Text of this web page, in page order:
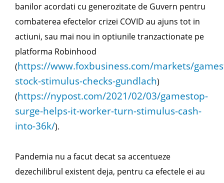
banilor acordati cu generozitate de Guvern pentru
combaterea efectelor crizei COVID au ajuns tot in
actiuni, sau mai nou in optiunile tranzactionate pe
platforma Robinhood
(https://www.foxbusiness.com/markets/
stock-stimulus-checks-gundlach)
(https://nypost.com/2021/02/03/gamestop-
surge-helps-it-worker-turn-stimulus-cash-
into-36k/).
Pandemia nu a facut decat sa accentueze
dezechilibrul existent deja, pentru ca efectele ei au